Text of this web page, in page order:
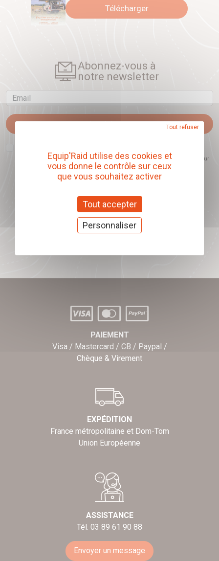
Télécharger
Abonnez-vous à
notre newsletter
Email
Je m'abonne
comprendre les sujets qui m'intéressent et d'améliorer les contenus
proposés. Ce choix est modifiable à tout moment et reste sans incidence sur
mon inscription.
Offrez nos chèques
cadeaux
PAIEMENT
Visa / Mastercard / CB / Paypal /
Chèque & Virement
EXPÉDITION
France métropolitaine et Dom-Tom
Union Européenne
ASSISTANCE
Tél. 03 89 61 90 88
Envoyer un message
Equip'Raid utilise des cookies et
vous donne le contrôle sur ceux
que vous souhaitez activer
Tout accepter
Tout refuser
Personnaliser